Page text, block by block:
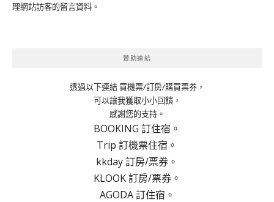
理網站訪客的留言資料 。
贊助連結
透過以下連結 買機票/訂房/購買票券，
可以讓我獲取小小回饋，
感謝您的支持。
BOOKING 訂住宿。
Trip 訂機票住宿。
kkday 訂房/票券。
KLOOK 訂房/票券。
AGODA 訂住宿。